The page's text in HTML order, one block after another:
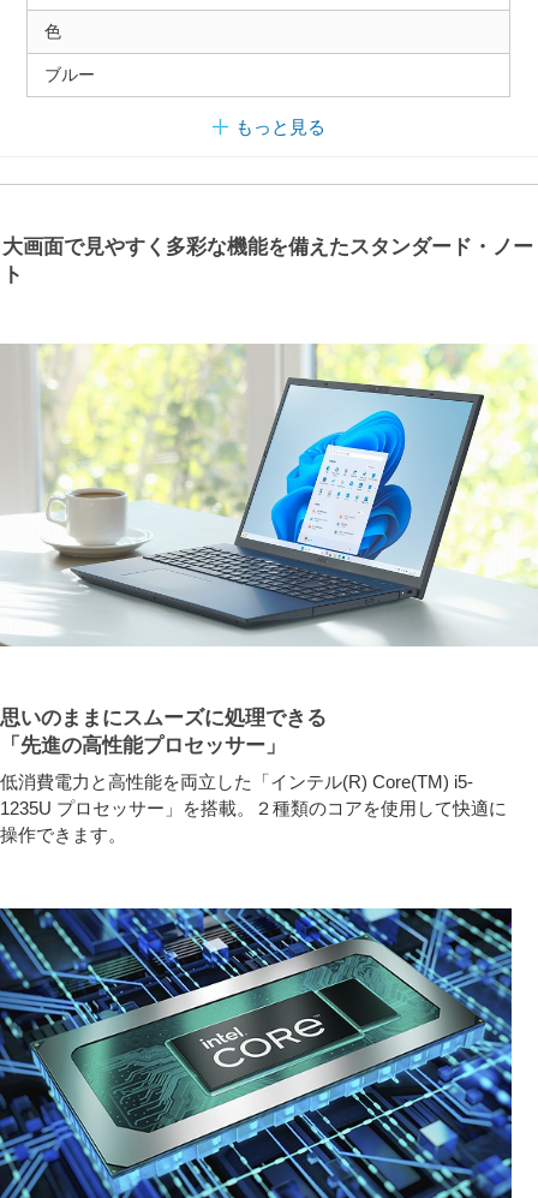
色
ブルー
もっと見る
大画面で見やすく多彩な機能を備えたスタンダード・ノー
ト
思いのままにスムーズに処理できる
「先進の高性能プロセッサー」
低消費電力と高性能を両立した「インテル(R) Core(TM) i5-
1235U プロセッサー」を搭載。２種類のコアを使用して快適に
操作できます。